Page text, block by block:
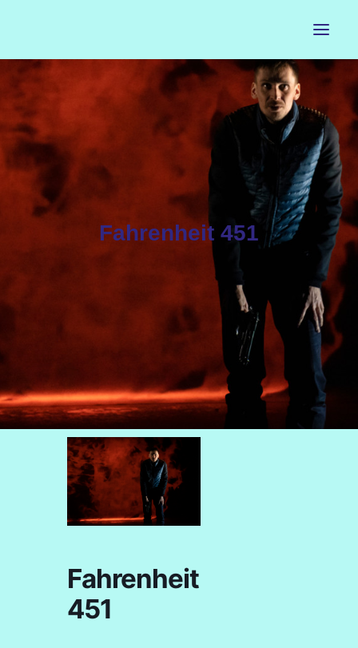
ACCUEIL
LE PETIT BUREAU
CALENDRIER
NEWSLETTER
FACEBOOK
Fahrenheit 451
Fahrenheit
451